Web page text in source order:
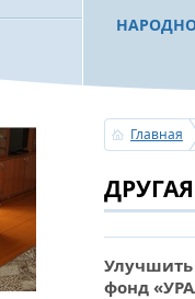
«УРАЛ»
Главная
Улучшить
фонд